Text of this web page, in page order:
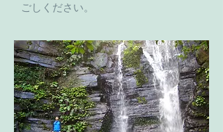
ごしください。